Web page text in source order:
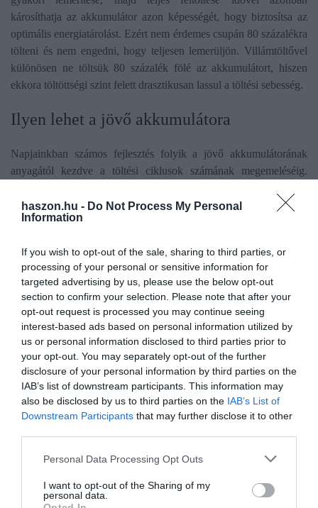
haszon.hu - Do Not Process My Personal
Information
If you wish to opt-out of the sale, sharing to third parties, or
processing of your personal or sensitive information for
targeted advertising by us, please use the below opt-out
section to confirm your selection. Please note that after your
opt-out request is processed you may continue seeing
interest-based ads based on personal information utilized by
us or personal information disclosed to third parties prior to
your opt-out. You may separately opt-out of the further
disclosure of your personal information by third parties on the
IAB’s list of downstream participants. This information may
also be disclosed by us to third parties on the IAB’s List of
Downstream Participants that may further disclose it to other
Please note that this website/app uses one or more Google
not limited to your visit or usage behaviour. You may click to
grant or deny consent to Google and its third-party tags to
Personal Data Processing Opt Outs
I want to opt-out of the Sharing of my
personal data.
károsíthatja az akkumulátor azon képességét, hogy biztosítsa az
optimális energiatárolást. Ezért nem érdemes csupán 80 százalékra
tölteni és nem engedni, hogy teljesen lemerüljön. Villámtöltővel
különösen ne töltsük 80 százalék fölé az akkumulátort, hiszen
ekkora töltöttségi szint felett drasztikusan lassul a töltési sebesség.
Ilyen lehet a jövő akkumulátora
Napjainkban számos fejlesztés folyik a jövő akkumulátorának
anyagától kezdve a töltési ciklusok számának megemeléséig.
egyre kevesebb ritkán előforduló vegyületet használnak hozzájuk
és közben az árak is csökkennek.
Az elektromos autó akkumulátorának nagyjából 4 százaléka áll
lítiumból, azonban vannak olyan kutatások, amelyek arra
irányulnak, hogy kiváltsák ezt a ritka fémet az akkukban. Egyik
megoldás lehet a sótartalmú akkumulátor, vagy a lítium
akkumulátoroknál sokkal nagyobb töltési ciklusszámot elviselő, a
mobiltelefonoknál már megjelent grafén akkumulátor.
elektromos autó akkumulátor élettartam
szakértő